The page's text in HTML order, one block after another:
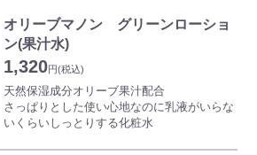
初めて美味しいブドウとワインが出来上がり
ます。
水彩画家・テキスタイルデザイナー「伊藤
尚美」さんの水彩画をラベルに採用したスペ
シャルエディションです。
本商品にはブドウやマスカットと同じく、果
物のなかでも人気の高い白桃を使用した一
オリーブマノン グリーンローショ
ン(果汁水)
1,320円(税込)
天然保湿成分オリーブ果汁配合
さっぱりとした使い心地なのに乳液がいらな
いくらいしっとりする化粧水